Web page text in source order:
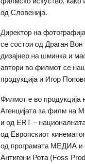
од Словенија.
Директор на
се состои од Драган
дизајнер на шминка и
автори во филмот се
продукција и Игор
Филмот е во
Агенцијата за филм на
и од ERT –
од Европскиот
од програмата МЕДИА и
Антигони Рота (Foss